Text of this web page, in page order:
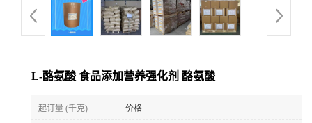
L-酪氨酸 食品添加营养强化剂 酪氨酸
起订量 (千克) 价格